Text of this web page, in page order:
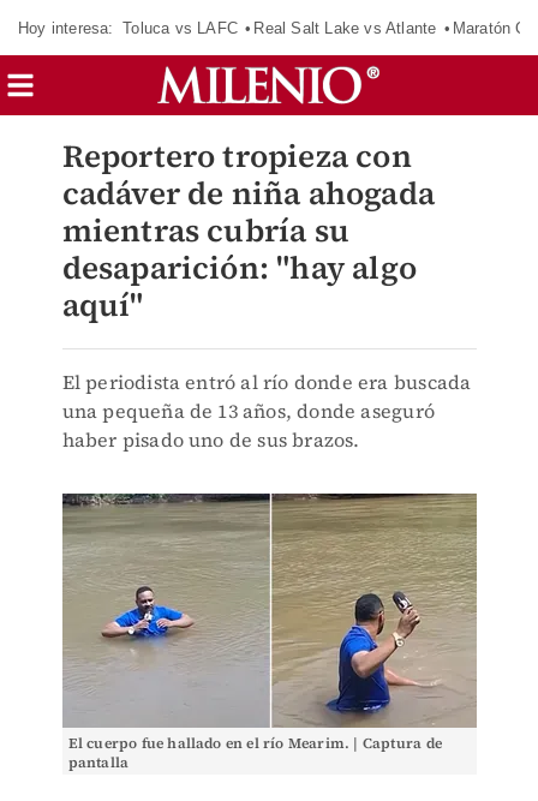
Hoy interesa: Toluca vs LAFC Real Salt Lake vs Atlante Maratón
Reportero tropieza con
cadáver de niña ahogada
mientras cubría su
desaparición: "hay algo
aquí"
El periodista entró al río donde era buscada
una pequeña de 13 años, donde aseguró
haber pisado uno de sus brazos.
El cuerpo fue hallado en el río Mearim. | Captura de
pantalla